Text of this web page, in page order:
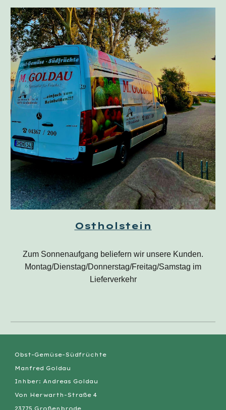
Ostholstein
Zum Sonnenaufgang beliefern wir unsere Kunden.
Montag/Dienstag/Donnerstag/Freitag/Samstag im
Lieferverkehr
Obst-Gemüse-Südfrüchte
Manfred Goldau
Inhber: Andreas Goldau
Von Herwarth-Straße 4
23775 Großenbrode